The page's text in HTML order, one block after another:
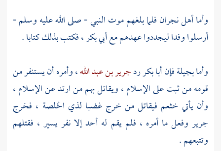
وأماأهلنجرانفلما بلغهم موت النبي - صلى الله عليه وسلم -
أرسلوا وفدا ليجددوا عهدهم معأبي بكر، فكتب بذلك كتابا .
وأمابجيلةفإنأبا بكرردجرير بن عبد الله، وأمره أن يستنفر من
قومه من ثبت على الإسلام ، ويقاتل بهم من ارتد عن الإسلام ،
وأن يأتي خثعم فيقاتل من خرج غضبا لذي الخلصة ، فخرج
جرير وفعل ما أمره ، فلم يقم له أحد إلا نفر يسير ، فقتلهم
وتتبعهم .